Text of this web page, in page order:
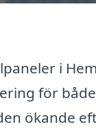
i
för
ökande